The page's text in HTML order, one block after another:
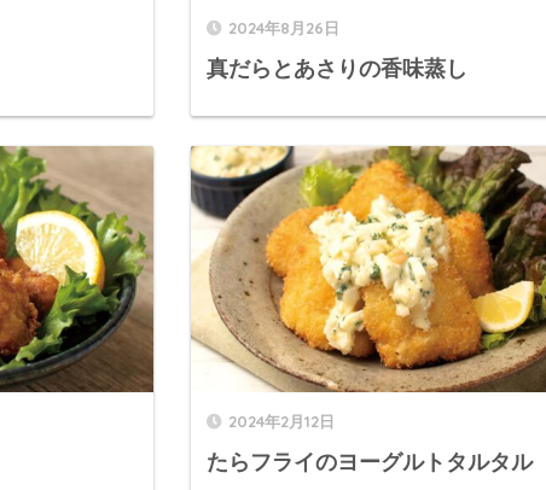
2024年8月26日
真だらとあさりの香味蒸し
2024年2月12日
たらフライのヨーグルトタルタル